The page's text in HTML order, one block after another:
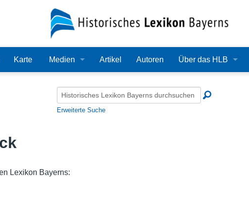
Karte Medien
Audio
Alle Dateien
Artikel Autoren Über das HLB
Redaktion
Erweiterte Suche
Lexikon Bayerns: